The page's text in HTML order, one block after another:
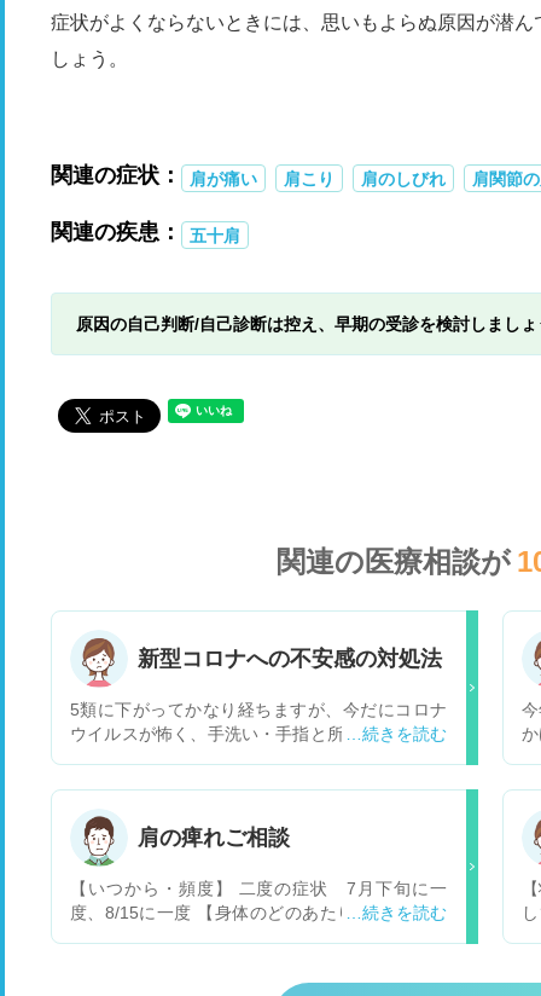
症状がよくならないときには、思いもよらぬ原因が潜
しょう。
関連の症状： 肩が痛い 肩こり 肩のしびれ 肩関節
関連の疾患： 五十肩
原因の自己判断/自己診断は控え、早期の受診を検討しましょ
関連の医療相談が
新型コロナへの不安感の対処法
5類に下がってかなり経ちますが、今だにコロナ
ウイルスが怖く、手洗い・手指と所持品の消毒・
クは改善できません。手洗いで肩が痛くなったり
とても疲れます。 手洗いを数分した後よく消毒を
しても、外出先では食べ物に直接触れて食べるこ
とができないことが多いです。 他の人たちのよう
に生活できたらいいと思います。しかし汚いだろ
うという気持ちが一瞬で出て来ますし、除菌でき
肩の痺れご相談
【いつから・頻度】 二度の症状 7月下旬に一
度、8/15に一度 【身体のどのあたりが】 肩と胸
結果、血圧が高く、慢性的な肩こり解消のため、